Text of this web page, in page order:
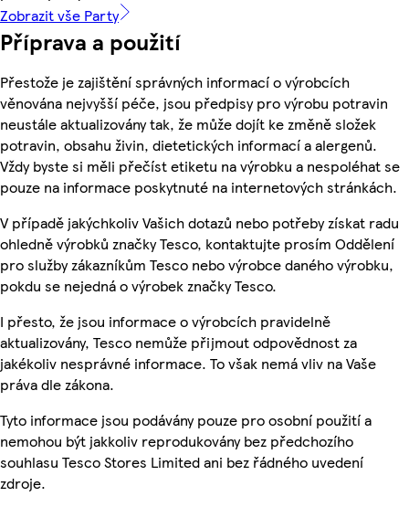
Zobrazit vše Party
Příprava a použití
Přestože je zajištění správných informací o výrobcích
věnována nejvyšší péče, jsou předpisy pro výrobu potravin
neustále aktualizovány tak, že může dojít ke změně složek
potravin, obsahu živin, dietetických informací a alergenů.
Vždy byste si měli přečíst etiketu na výrobku a nespoléhat se
pouze na informace poskytnuté na internetových stránkách.
V případě jakýchkoliv Vašich dotazů nebo potřeby získat radu
ohledně výrobků značky Tesco, kontaktujte prosím Oddělení
pro služby zákazníkům Tesco nebo výrobce daného výrobku,
pokdu se nejedná o výrobek značky Tesco.
I přesto, že jsou informace o výrobcích pravidelně
aktualizovány, Tesco nemůže přijmout odpovědnost za
jakékoliv nesprávné informace. To však nemá vliv na Vaše
práva dle zákona.
Tyto informace jsou podávány pouze pro osobní použití a
nemohou být jakkoliv reprodukovány bez předchozího
souhlasu Tesco Stores Limited ani bez řádného uvedení
zdroje.